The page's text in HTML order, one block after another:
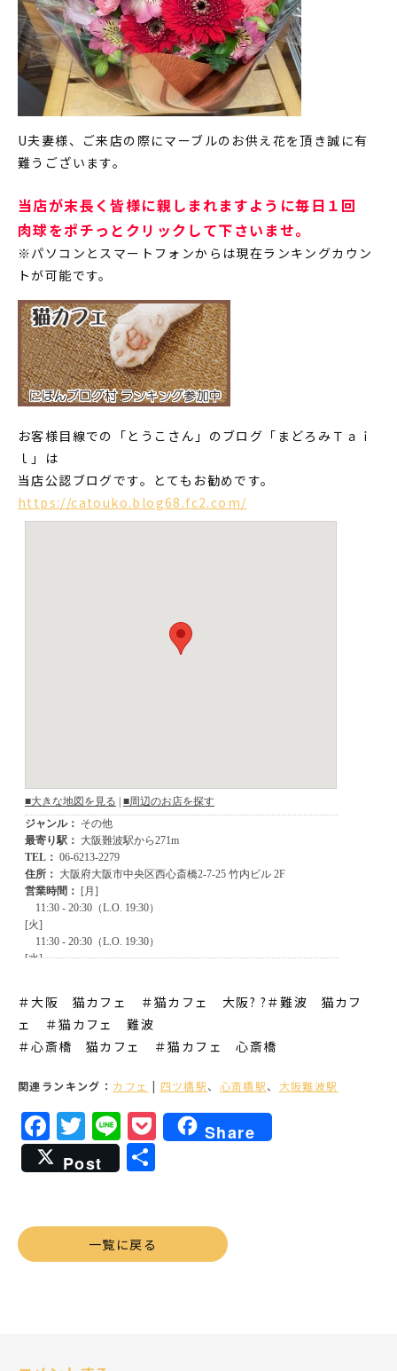
U夫妻様、ご来店の際にマーブルのお供え花を頂き誠に有
難うございます。
当店が末長く皆様に親しまれますように毎日１回
肉球をポチっとクリックして下さいませ。
※パソコンとスマートフォンからは現在ランキングカウン
トが可能です。
お客様目線での「とうこさん」のブログ「まどろみＴａｉ
ｌ」は
当店公認ブログです。とてもお勧めです。
https://catouko.blog68.fc2.com/
＃大阪 猫カフェ ＃猫カフェ 大阪? ?＃難波 猫カフ
ェ ＃猫カフェ 難波
＃心斎橋 猫カフェ ＃猫カフェ 心斎橋
関連ランキング： カフェ | 四ツ橋駅、 心斎橋駅、 大阪難波駅
Facebook
Twitter
LinePocket
Share
Post
共
一覧に戻る